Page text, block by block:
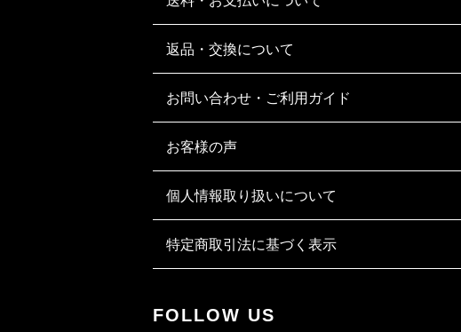
返品・交換について
お問い合わせ・ご利用ガイド
お客様の声
個人情報取り扱いについて
特定商取引法に基づく表示
FOLLOW US